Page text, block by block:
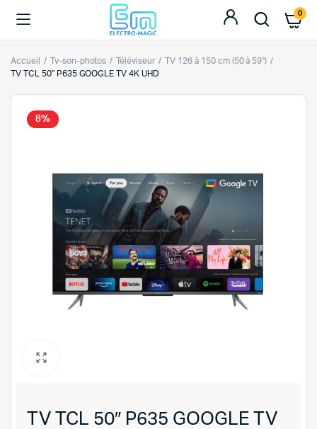
0
Accueil Tv-son-photos Téléviseur
TV 126 à 150 cm (50 à 59")
TV TCL 50″ P635 GOOGLE TV 4K UHD
8%
TV TCL 50″ P635 GOOGLE TV